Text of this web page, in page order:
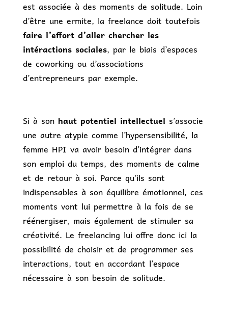
est associée à des moments de solitude. Loin
d’être une ermite, la freelance doit toutefois
faire l’effort d’aller chercher les
intéractions sociales, par le biais d’espaces
de coworking ou d’associations
d’entrepreneurs par exemple.
Si à son haut potentiel intellectuel s’associe
une autre atypie comme l’hypersensibilité, la
femme HPI va avoir besoin d’intégrer dans
son emploi du temps, des moments de calme
et de retour à soi. Parce qu’ils sont
indispensables à son équilibre émotionnel, ces
moments vont lui permettre à la fois de se
réénergiser, mais également de stimuler sa
créativité. Le freelancing lui offre donc ici la
possibilité de choisir et de programmer ses
interactions, tout en accordant l’espace
nécessaire à son besoin de solitude.